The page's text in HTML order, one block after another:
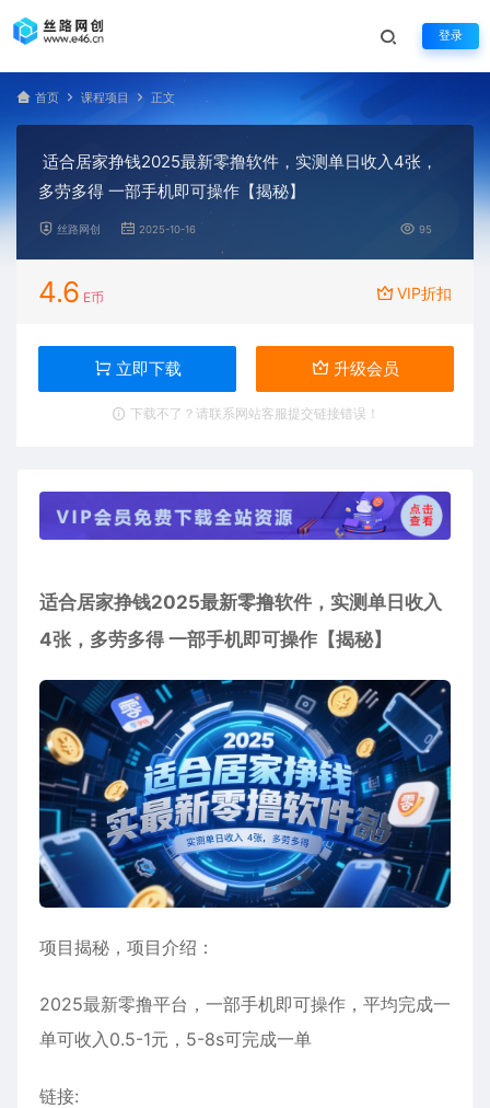
登录
首页 课程项目 正文
适合居家挣钱2025最新零撸软件，实测单日收入4张，
多劳多得 一部手机即可操作【揭秘】
丝路网创 2025-10-16 95
4.6 E币 VIP折扣
立即下载 升级会员
下载不了？请联系网站客服提交链接错误！
适合居家挣钱2025最新零撸软件，实测单日收入
4张，多劳多得 一部手机即可操作【揭秘】
项目揭秘，项目介绍：
2025最新零撸平台，一部手机即可操作，平均完成一
单可收入0.5-1元，5-8s可完成一单
链接: